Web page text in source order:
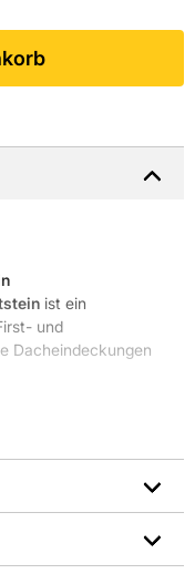
ist ein
und
Dacheindeckungen